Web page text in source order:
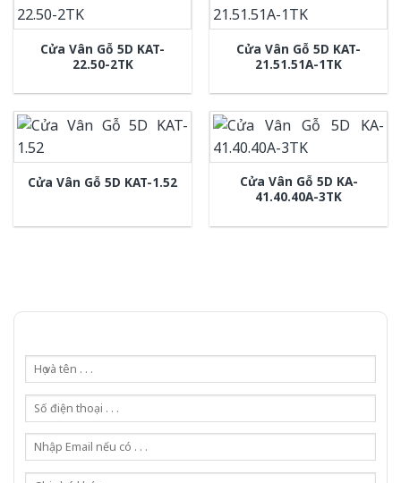
Cửa Vân Gỗ 5D KAT-
22.50-2TK
Cửa Vân Gỗ 5D KAT-
21.51.51A-1TK
Cửa Vân Gỗ 5D KAT-1.52
Cửa Vân Gỗ 5D KA-
41.40.40A-3TK